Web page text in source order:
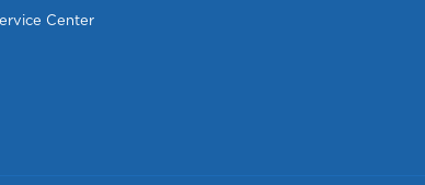
Center